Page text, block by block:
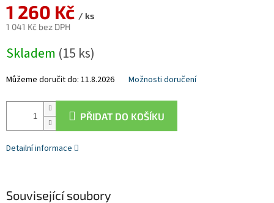
1 260 Kč / ks
1 041 Kč bez DPH
cena:
Skladem (15 ks)
Můžeme doručit do: 11.8.2026 Možnosti doručení
PŘIDAT DO KOŠÍKU
Detailní informace
Související soubory